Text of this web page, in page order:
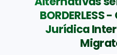
Jurídica